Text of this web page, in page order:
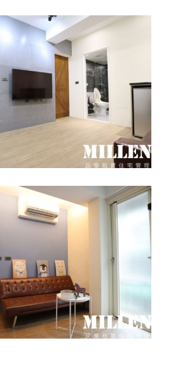
已出租-八德區永福西套房
C-月租11000元
出租-八德區永福西套房B-
月租10500元